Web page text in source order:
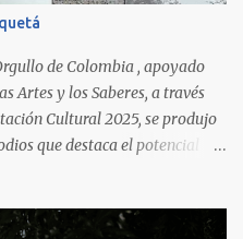
de Colombia , apoyado
Artes y los Saberes, a través
Cultural 2025, se produjo
que destaca el potencial
Durante este